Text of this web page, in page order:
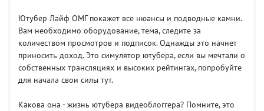
Ютубер Лайф ОМГ покажет все нюансы и подводные камни.
Вам необходимо оборудование, тема, следите за
количеством просмотров и подписок. Однажды это начнет
приносить доход. Это симулятор ютубера, если вы мечтали о
собственных трансляциях и высоких рейтингах, попробуйте
для начала свои силы тут.
Какова она - жизнь ютубера видеоблоггера? Помните, это